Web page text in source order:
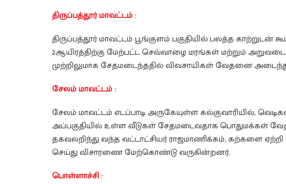
திருப்பத்தூர் மாவட்டம் :
திருப்பத்தூர் மாவட்டம் பூங்குளம் பகுதியில் பலத்த காற்றுடன்
2ஆயிரத்திற்கு மேற்பட்ட செவ்வாழை மரங்கள் மற்றும்
முற்றிலுமாக சேதமடைந்ததில் விவசாயிகள் வேதனை
சேலம் மாவட்டம் :
சேலம் மாவட்டம் எடப்பாடி அருகேயுள்ள கல்குவாரியில்,
அப்பகுதியில் உள்ள வீடுகள் சேதமடைவதாக பொதுமக்கள்
தகவலறிந்து வந்த வட்டாட்சியர் ராஜமாணிக்கம், கற்களை
செய்து விசாரணை மேற்கொண்டு வருகின்றனர்.
பொள்ளாச்சி :